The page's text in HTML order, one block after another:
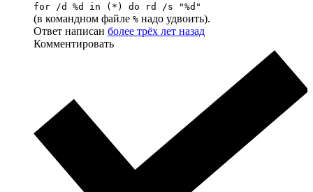
for /d %d in (*) do rd /s "%d"
(в командном файле % надо удвоить).
Ответ написан более трёх лет назад
Комментировать